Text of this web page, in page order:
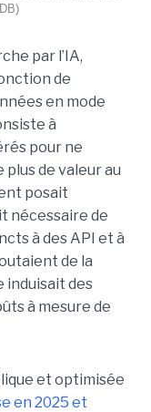
par l’IA,
de
en mode
à
pour ne
de valeur au
posait
nécessaire de
à des API et à
de la
induisait des
à mesure de
et optimisée
en 2025 et